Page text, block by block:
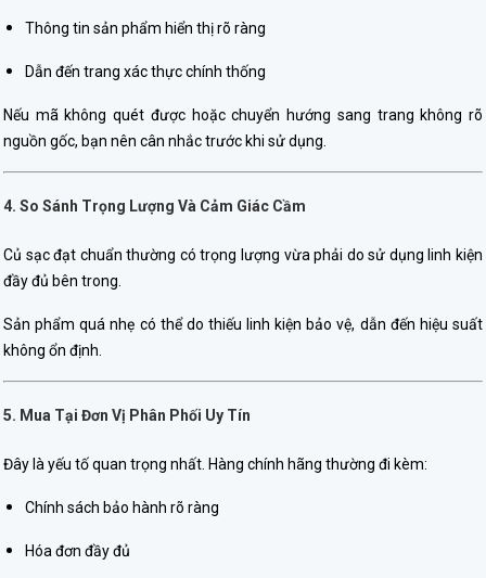
Thông tin sản phẩm hiển thị rõ ràng
Dẫn đến trang xác thực chính thống
Nếu mã không quét được hoặc chuyển hướng sang trang không rõ
nguồn gốc, bạn nên cân nhắc trước khi sử dụng.
4. So Sánh Trọng Lượng Và Cảm Giác Cầm
Củ sạc đạt chuẩn thường có trọng lượng vừa phải do sử dụng linh kiện
đầy đủ bên trong.
Sản phẩm quá nhẹ có thể do thiếu linh kiện bảo vệ, dẫn đến hiệu suất
không ổn định.
5. Mua Tại Đơn Vị Phân Phối Uy Tín
Đây là yếu tố quan trọng nhất. Hàng chính hãng thường đi kèm:
Chính sách bảo hành rõ ràng
Hóa đơn đầy đủ